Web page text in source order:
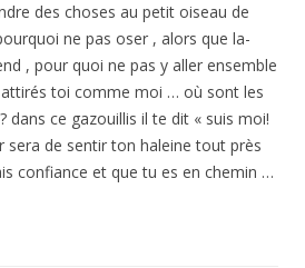
des choses au petit oiseau de
ne pas oser , alors que la-
, pour quoi ne pas y aller ensemble
toi comme moi … où sont les
dans ce gazouillis il te dit « suis moi!
sera de sentir ton haleine tout près
confiance et que tu es en chemin …